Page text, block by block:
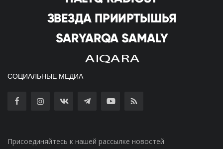
СОЦИАЛЬНЫЕ МЕДИА
Присоединяйтесь к нашей рассылке новостей